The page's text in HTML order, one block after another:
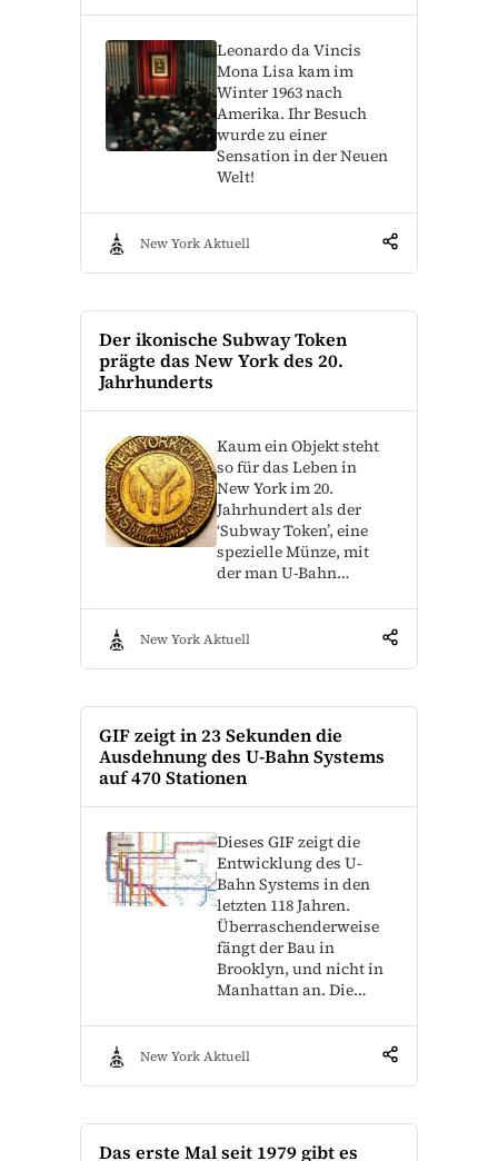
Leonardo da Vincis
Mona Lisa kam im
Winter 1963 nach
Amerika. Ihr Besuch
wurde zu einer
Sensation in der Neuen
Welt!
New York Aktuell
Der ikonische Subway Token
prägte das New York des 20.
Jahrhunderts
Kaum ein Objekt steht
so für das Leben in
New York im 20.
Jahrhundert als der
‘Subway Token’, eine
spezielle Münze, mit
der man U-Bahn…
New York Aktuell
GIF zeigt in 23 Sekunden die
Ausdehnung des U-Bahn Systems
auf 470 Stationen
Dieses GIF zeigt die
Entwicklung des U-
Bahn Systems in den
letzten 118 Jahren.
Überraschenderweise
fängt der Bau in
Brooklyn, und nicht in
Manhattan an. Die…
New York Aktuell
Das erste Mal seit 1979 gibt es